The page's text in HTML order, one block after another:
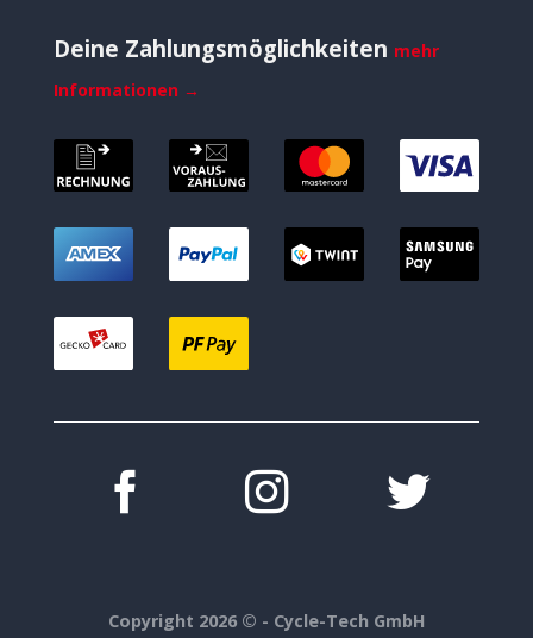
Deine Zahlungsmöglichkeiten mehr
Informationen →
Copyright 2026 © - Cycle-Tech GmbH